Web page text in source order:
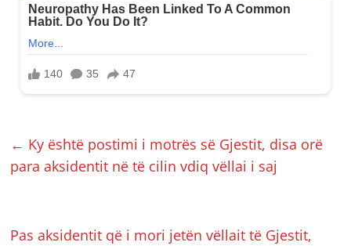
← Ky është postimi i motrës së Gjestit, disa orë
para aksidentit në të cilin vdiq vëllai i saj
Pas aksidentit që i mori jetën vëllait të Gjestit,